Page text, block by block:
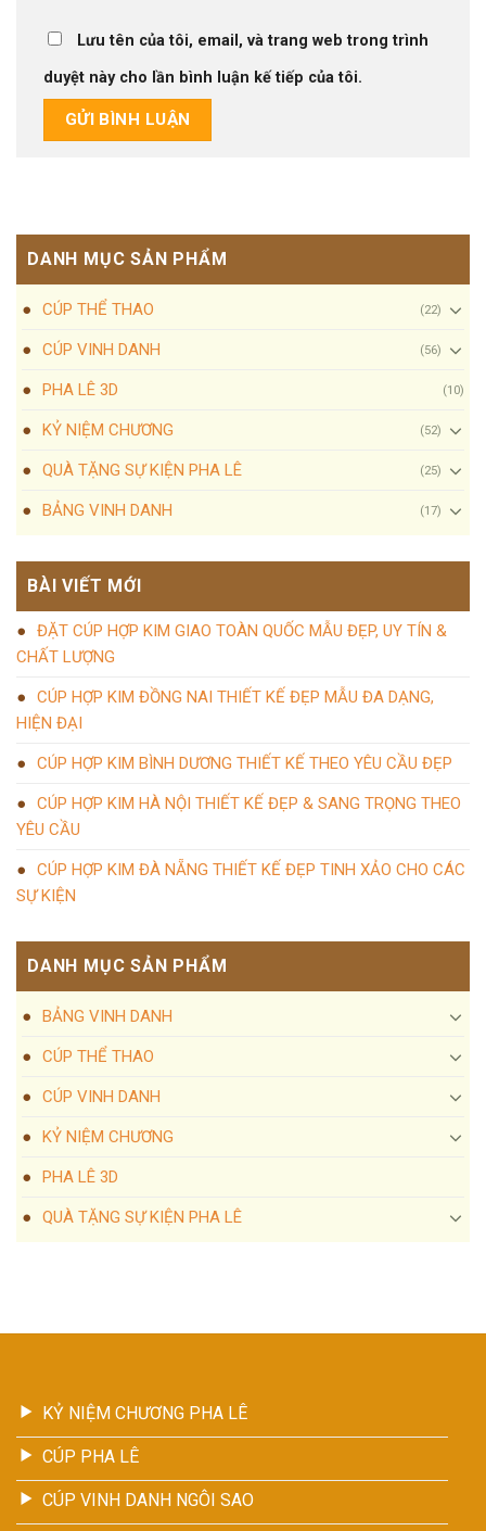
Lưu tên của tôi, email, và trang web trong trình
duyệt này cho lần bình luận kế tiếp của tôi.
DANH MỤC SẢN PHẨM
CÚP THỂ THAO (22)
CÚP VINH DANH (56)
PHA LÊ 3D (10)
KỶ NIỆM CHƯƠNG (52)
QUÀ TẶNG SỰ KIỆN PHA LÊ (25)
BẢNG VINH DANH (17)
BÀI VIẾT MỚI
ĐẶT CÚP HỢP KIM GIAO TOÀN QUỐC MẪU ĐẸP, UY TÍN &
CHẤT LƯỢNG
CÚP HỢP KIM ĐỒNG NAI THIẾT KẾ ĐẸP MẪU ĐA DẠNG,
HIỆN ĐẠI
CÚP HỢP KIM BÌNH DƯƠNG THIẾT KẾ THEO YÊU CẦU ĐẸP
CÚP HỢP KIM HÀ NỘI THIẾT KẾ ĐẸP & SANG TRỌNG THEO
YÊU CẦU
CÚP HỢP KIM ĐÀ NẴNG THIẾT KẾ ĐẸP TINH XẢO CHO CÁC
SỰ KIỆN
DANH MỤC SẢN PHẨM
BẢNG VINH DANH
CÚP THỂ THAO
CÚP VINH DANH
KỶ NIỆM CHƯƠNG
PHA LÊ 3D
QUÀ TẶNG SỰ KIỆN PHA LÊ
KỶ NIỆM CHƯƠNG PHA LÊ
CÚP PHA LÊ
CÚP VINH DANH NGÔI SAO